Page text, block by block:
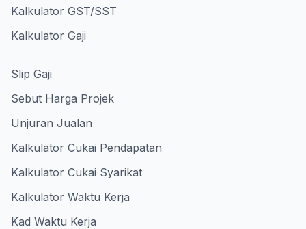
Kalkulator GST/SST
Kalkulator Gaji
Slip Gaji
Sebut Harga Projek
Unjuran Jualan
Kalkulator Cukai Pendapatan
Kalkulator Cukai Syarikat
Kalkulator Waktu Kerja
Kad Waktu Kerja